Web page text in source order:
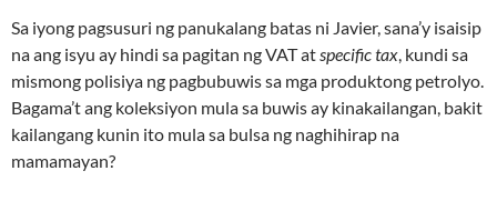
Sa iyong pagsusuri ng panukalang batas ni Javier, sana’y isaisip
na ang isyu ay hindi sa pagitan ng VAT atspecific tax, kundi sa
mismong polisiya ng pagbubuwis sa mga produktong petrolyo.
Bagama’t ang koleksiyon mula sa buwis ay kinakailangan, bakit
kailangang kunin ito mula sa bulsa ng naghihirap na
mamamayan?